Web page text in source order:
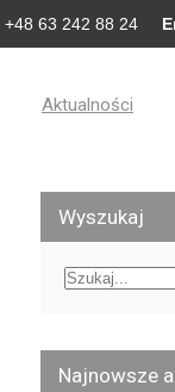
+48 63 242 88 24
Aktualności
Wyszukaj
Najnowsze